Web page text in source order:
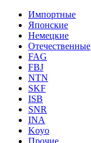
Импортные
Японские
Немецкие
Отечественные
FAG
FBJ
NTN
SKF
ISB
SNR
INA
Koyo
Прочие